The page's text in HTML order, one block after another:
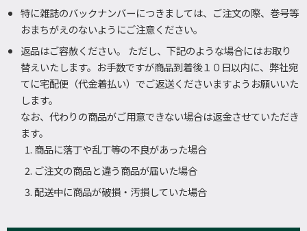
特に雑誌のバックナンバーにつきましては、ご注文の際、巻号等
おまちがえのないようにご注意ください。
返品はご容赦ください。 ただし、下記のような場合にはお取り
替えいたします。お手数ですが商品到着後１０日以内に、弊社宛
てに宅配便（代金着払い）でご返送くださいますようお願いいた
します。
なお、代わりの商品がご用意できない場合は返金させていただき
ます。
商品に落丁や乱丁等の不良があった場合
ご注文の商品と違う商品が届いた場合
配送中に商品が破損・汚損していた場合